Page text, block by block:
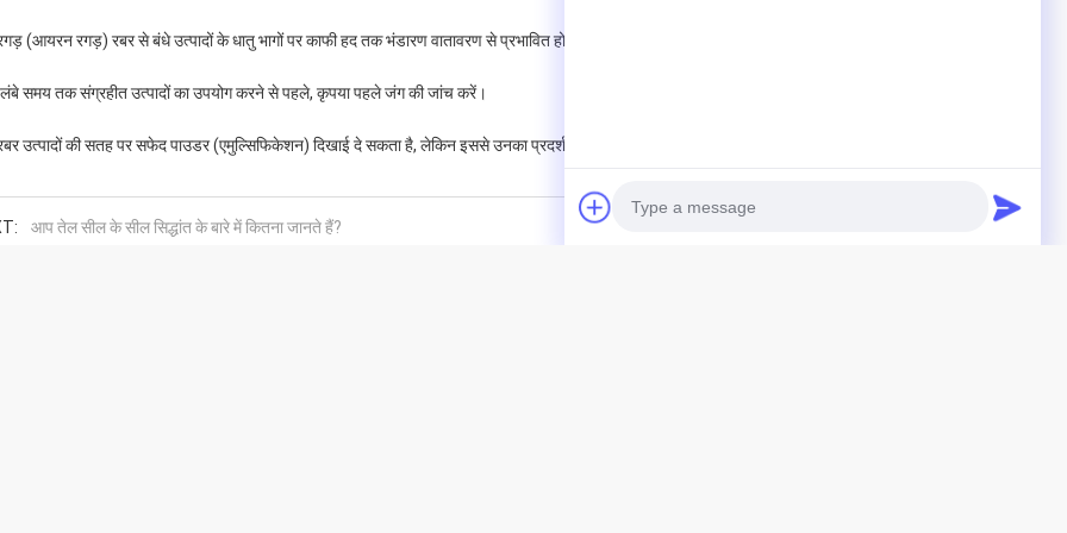
(आयरन रगड़) रबर से बंधे उत्पादों के धातु भागों पर काफी हद तक भंडारण वातावरण से प्रभावित होता है और इसलिए इस सूची से बाहर रखा गया है।
समय तक संग्रहीत उत्पादों का उपयोग करने से पहले, कृपया पहले जंग की जांच करें।
उत्पादों की सतह पर सफेद पाउडर (एमुल्सिफिकेशन) दिखाई दे सकता है, लेकिन इससे उनका प्रदर्शन प्रभावित नहीं होता है।
आप तेल सील के सील सिद्धांत के बारे में कितना जानते हैं?